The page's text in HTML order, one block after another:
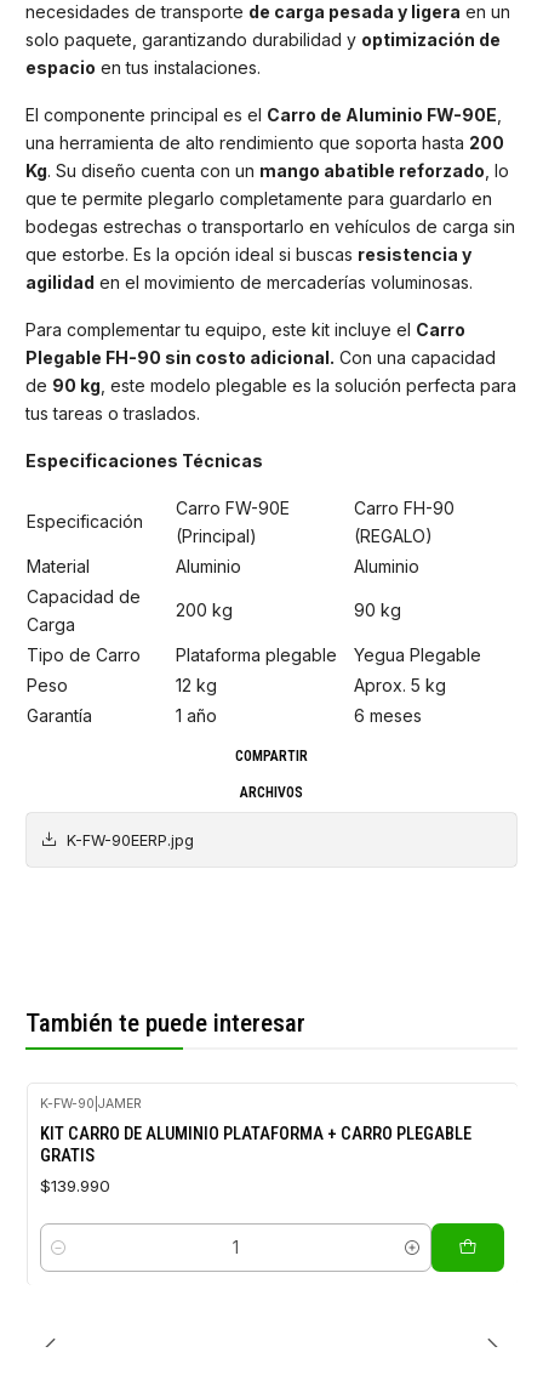
necesidades de transporte de carga pesada y ligera en un
solo paquete, garantizando durabilidad y optimización de
espacio en tus instalaciones.
El componente principal es el Carro de Aluminio FW-90E
una herramienta de alto rendimiento que soporta hasta 200
Kg. Su diseño cuenta con un mango abatible reforzado , lo
que te permite plegarlo completamente para guardarlo en
bodegas estrechas o transportarlo en vehículos de carga sin
que estorbe. Es la opción ideal si buscas resistencia y
agilidad en el movimiento de mercaderías voluminosas.
Para complementar tu equipo, este kit incluye el Carro
Plegable FH-90 sin costo adicional. Con una capacidad
de 90 kg , este modelo plegable es la solución perfecta para
tus tareas o traslados.
Especificaciones Técnicas
Especificación
Carro FW-90E
(Principal)
Carro FH-90
(REGALO)
Material
Aluminio
Aluminio
Capacidad de
Carga
200 kg 90 kg
Tipo de Carro Plataforma plegable
Yegua Plegable
Peso
12 kg
Aprox. 5 kg
Garantía
1 año 6 meses
COMPARTIR
ARCHIVOS
K-FW-90EERP.jpg
También te puede interesar
K-FW-90 JAMER
KIT CARRO DE ALUMINIO PLATAFORMA + CARRO PLEGABLE
GRATIS
$139.990
Cantidad